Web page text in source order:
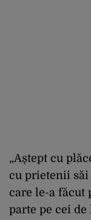
„Aștept cu
cu prietenii săi
care le-a făcut
parte pe cei